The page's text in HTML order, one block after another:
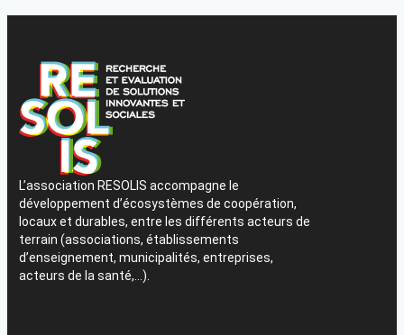
L’association RESOLIS accompagne le
développement d’écosystèmes de coopération,
locaux et durables, entre les différents acteurs de
terrain (associations, établissements
d’enseignement, municipalités, entreprises,
acteurs de la santé,…).